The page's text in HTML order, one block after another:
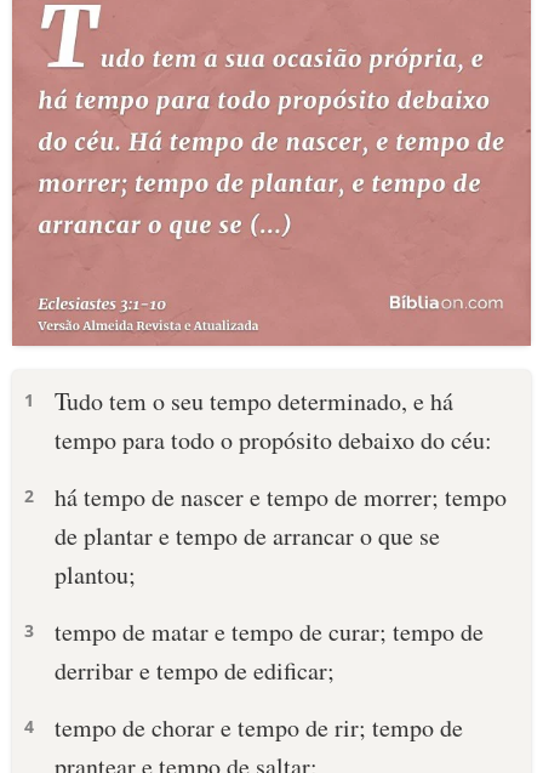
1
Tudo tem o seu tempo determinado, e há
tempo para todo o propósito debaixo do céu:
2
há tempo de nascer e tempo de morrer; tempo
de plantar e tempo de arrancar o que se
plantou;
3
tempo de matar e tempo de curar; tempo de
derribar e tempo de edificar;
4
tempo de chorar e tempo de rir; tempo de
prantear e tempo de saltar;